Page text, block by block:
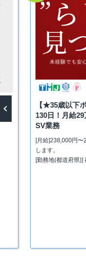
【★35歳以下
130日！月給
SV業務
[月給]238,000円
します。
[勤務地(都道府県)]